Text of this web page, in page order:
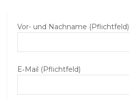
Vor- und Nachname (Pflichtfeld)
E‑Mail (Pflichtfeld)